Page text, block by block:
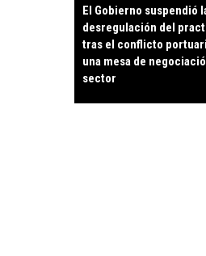
El Gobierno suspendió
desregulación del
tras el conflicto
una mesa de
sector